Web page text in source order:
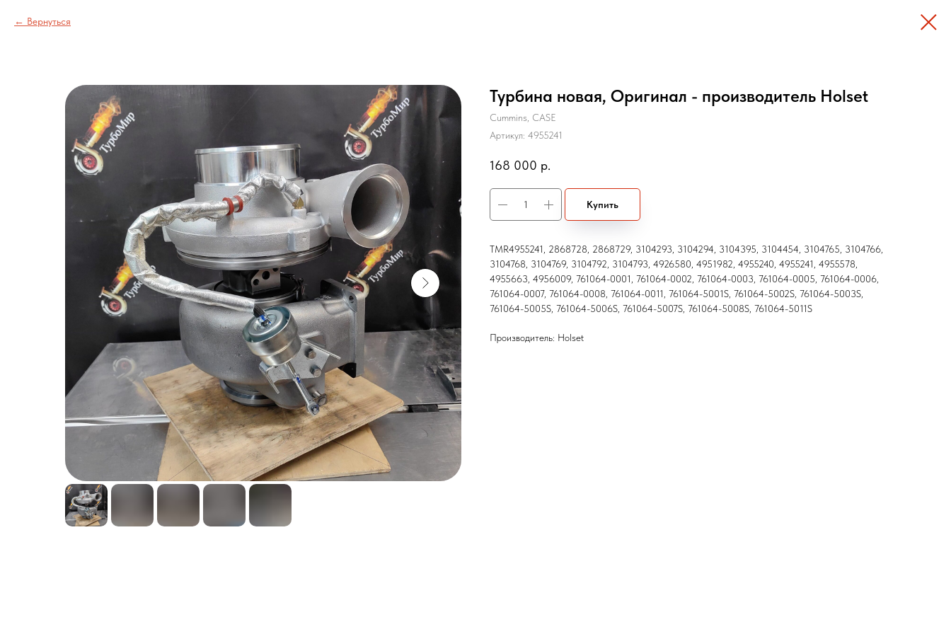
Вернуться
Турбина новая, Оригинал - производитель Holset
Cummins, CASE
Артикул: 4955241
168 000 р.
Купить
TMR4955241, 2868728, 2868729, 3104293, 3104294, 3104395, 3104454, 3104765, 3104766,
3104768, 3104769, 3104792, 3104793, 4926580, 4951982, 4955240, 4955241, 4955578,
4955663, 4956009, 761064-0001, 761064-0002, 761064-0003, 761064-0005, 761064-0006,
761064-0007, 761064-0008, 761064-0011, 761064-5001S, 761064-5002S, 761064-5003S,
761064-5005S, 761064-5006S, 761064-5007S, 761064-5008S, 761064-5011S
Производитель: Holset